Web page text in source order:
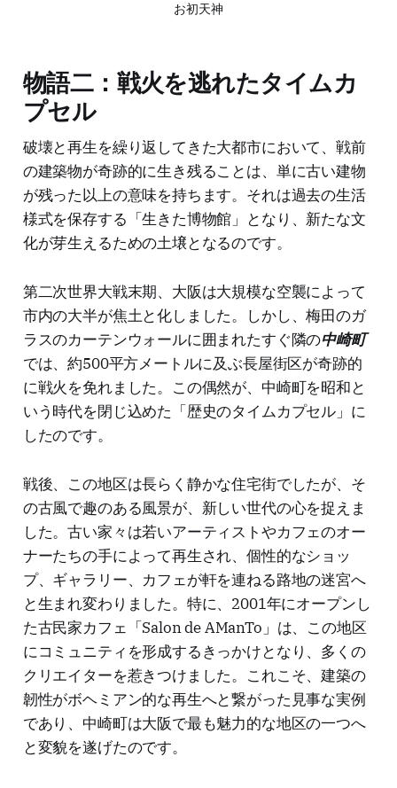
お初天神
物語二：戦火を逃れたタイムカ
プセル
破壊と再生を繰り返してきた大都市において、戦前
の建築物が奇跡的に生き残ることは、単に古い建物
が残った以上の意味を持ちます。それは過去の生活
様式を保存する「生きた博物館」となり、新たな文
化が芽生えるための土壌となるのです。
第二次世界大戦末期、大阪は大規模な空襲によって
市内の大半が焦土と化しました。しかし、梅田のガ
ラスのカーテンウォールに囲まれたすぐ隣の中崎町
では、約500平方メートルに及ぶ長屋街区が奇跡的
に戦火を免れました。この偶然が、中崎町を昭和と
いう時代を閉じ込めた「歴史のタイムカプセル」に
したのです。
戦後、この地区は長らく静かな住宅街でしたが、そ
の古風で趣のある風景が、新しい世代の心を捉えま
した。古い家々は若いアーティストやカフェのオー
ナーたちの手によって再生され、個性的なショッ
プ、ギャラリー、カフェが軒を連ねる路地の迷宮へ
と生まれ変わりました。特に、2001年にオープンし
た古民家カフェ「Salon de AManTo」は、この地区
にコミュニティを形成するきっかけとなり、多くの
クリエイターを惹きつけました。これこそ、建築の
韌性がボヘミアン的な再生へと繋がった見事な実例
であり、中崎町は大阪で最も魅力的な地区の一つへ
と変貌を遂げたのです。